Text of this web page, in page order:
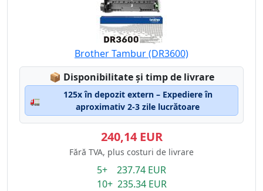
Brother Tambur (DR3600)
📦 Lagerstatus:
Disponibilitate și timp de livrare
🚛
125x în depozit extern – Expediere în
aproximativ 2-3 zile lucrătoare
240,14 EUR
Fără TVA, plus costuri de livrare
5+ 237.74 EUR
10+ 235.34 EUR